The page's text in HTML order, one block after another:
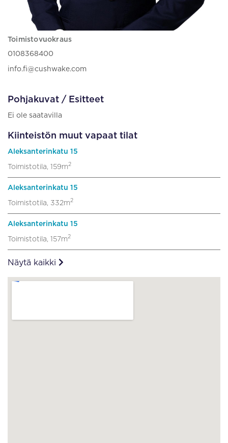
Toimistovuokraus
0108368400
info.fi@cushwake.com
Pohjakuvat / Esitteet
Ei ole saatavilla
Kiinteistön muut vapaat tilat
Aleksanterinkatu 15
Toimistotila, 159m2
Aleksanterinkatu 15
Toimistotila, 332m2
Aleksanterinkatu 15
Toimistotila, 157m2
Näytä kaikki